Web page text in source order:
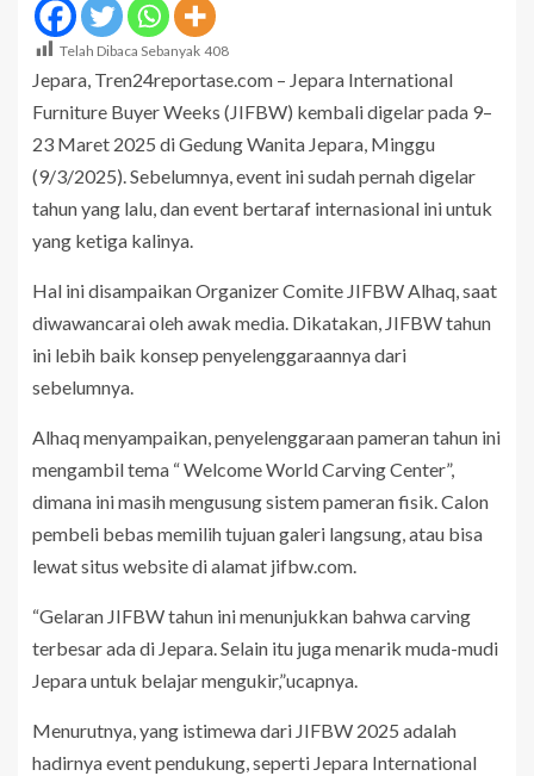
Telah Dibaca Sebanyak 408
Jepara, Tren24reportase.com – Jepara International
Furniture Buyer Weeks (JIFBW) kembali digelar pada 9–
23 Maret 2025 di Gedung Wanita Jepara, Minggu
(9/3/2025). Sebelumnya, event ini sudah pernah digelar
tahun yang lalu, dan event bertaraf internasional ini untuk
yang ketiga kalinya.
Hal ini disampaikan Organizer Comite JIFBW Alhaq, saat
diwawancarai oleh awak media. Dikatakan, JIFBW tahun
ini lebih baik konsep penyelenggaraannya dari
sebelumnya.
Alhaq menyampaikan, penyelenggaraan pameran tahun ini
mengambil tema “ Welcome World Carving Center”,
dimana ini masih mengusung sistem pameran fisik. Calon
pembeli bebas memilih tujuan galeri langsung, atau bisa
lewat situs website di alamat jifbw.com.
“Gelaran JIFBW tahun ini menunjukkan bahwa carving
terbesar ada di Jepara. Selain itu juga menarik muda-mudi
Jepara untuk belajar mengukir,”ucapnya.
Menurutnya, yang istimewa dari JIFBW 2025 adalah
hadirnya event pendukung, seperti Jepara International